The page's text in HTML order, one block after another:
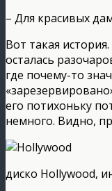
– Для красивых
Вот такая
осталась
где почему-то
его потихоньку
немного. Видно,
диско Hollywood,